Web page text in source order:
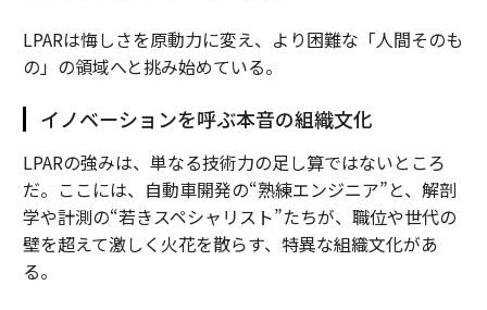
LPARは悔しさを原動力に変え、より困難な「人間そのも
の」の領域へと挑み始めている。
イノベーションを呼ぶ本音の組織文化
LPARの強みは、単なる技術力の足し算ではないところ
だ。ここには、自動車開発の“熟練エンジニア”と、解剖
学や計測の“若きスペシャリスト”たちが、職位や世代の
壁を超えて激しく火花を散らす、特異な組織文化があ
る。